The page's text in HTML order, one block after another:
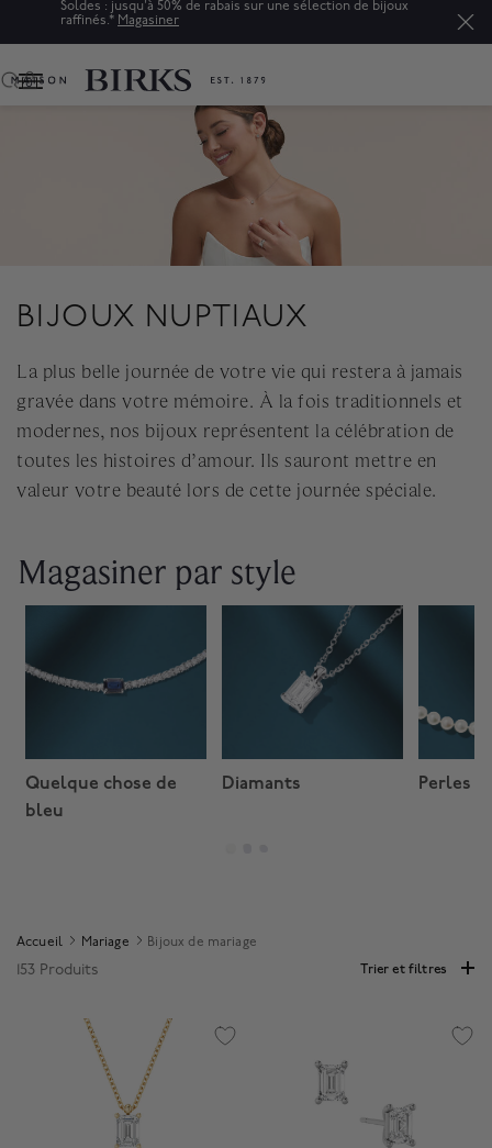
Soldes : jusqu'à 50% de rabais sur une sélection de bijoux
raffinés.* Magasiner
0
BIJOUX NUPTIAUX
La plus belle journée de votre vie qui restera à jamais
gravée dans votre mémoire. À la fois traditionnels et
modernes, nos bijoux représentent la célébration de
toutes les histoires d’amour. Ils sauront mettre en
valeur votre beauté lors de cette journée spéciale.
Magasiner par style
Quelque chose de
bleu
Diamants Perles
Accueil Mariage Bijoux de mariage
153 Produits Trier et filtres